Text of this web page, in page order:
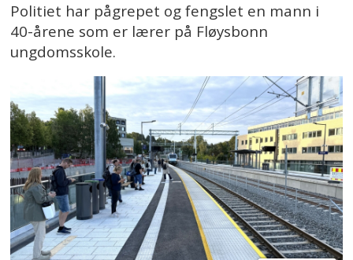
Politiet har pågrepet og fengslet en mann i
40-årene som er lærer på Fløysbonn
ungdomsskole.